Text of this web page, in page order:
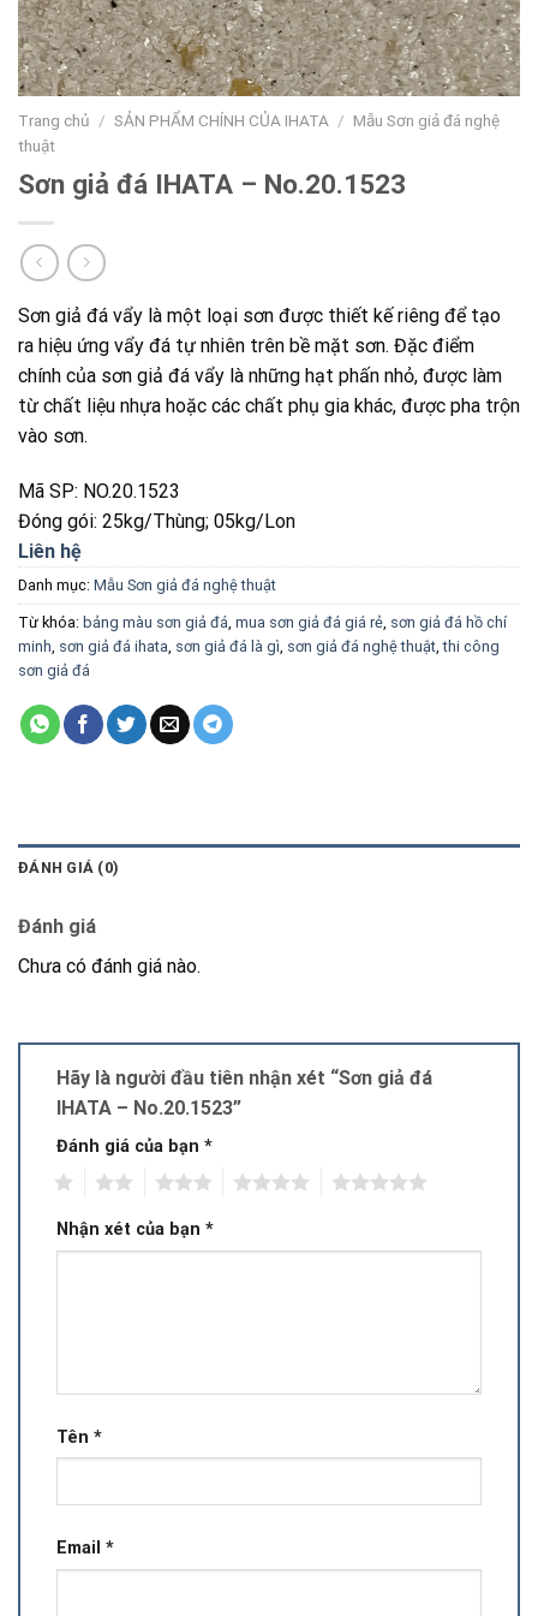
Trang chủ / SẢN PHẨM CHÍNH CỦA IHATA / Mẫu Sơn giả đá nghệ
thuật
Sơn giả đá IHATA – No.20.1523
Sơn giả đá vẩy là một loại sơn được thiết kế riêng để tạo
ra hiệu ứng vẩy đá tự nhiên trên bề mặt sơn. Đặc điểm
chính của sơn giả đá vẩy là những hạt phấn nhỏ, được làm
từ chất liệu nhựa hoặc các chất phụ gia khác, được pha trộn
vào sơn.
Mã SP: NO.20.1523
Đóng gói: 25kg/Thùng; 05kg/Lon
Liên hệ
Danh mục: Mẫu Sơn giả đá nghệ thuật
Từ khóa: bảng màu sơn giả đá, mua sơn giả đá giá rẻ, sơn giả đá hồ chí
minh, sơn giả đá ihata, sơn giả đá là gì, sơn giả đá nghệ thuật,thi công
sơn giả đá
ĐÁNH GIÁ (0)
Đánh giá
Chưa có đánh giá nào.
Hãy là người đầu tiên nhận xét “Sơn giả đá
IHATA – No.20.1523”
Đánh giá của bạn *
Nhận xét của bạn *
Tên *
Email *